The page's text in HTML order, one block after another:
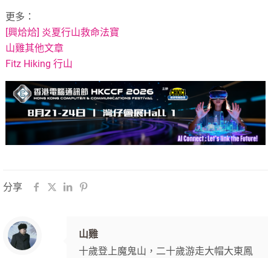
更多：
[興烚烚] 炎夏行山救命法寶
山雞其他文章
Fitz Hiking 行山
分享
山雞
十歲登上魔鬼山，二十歲游走大帽大東鳳